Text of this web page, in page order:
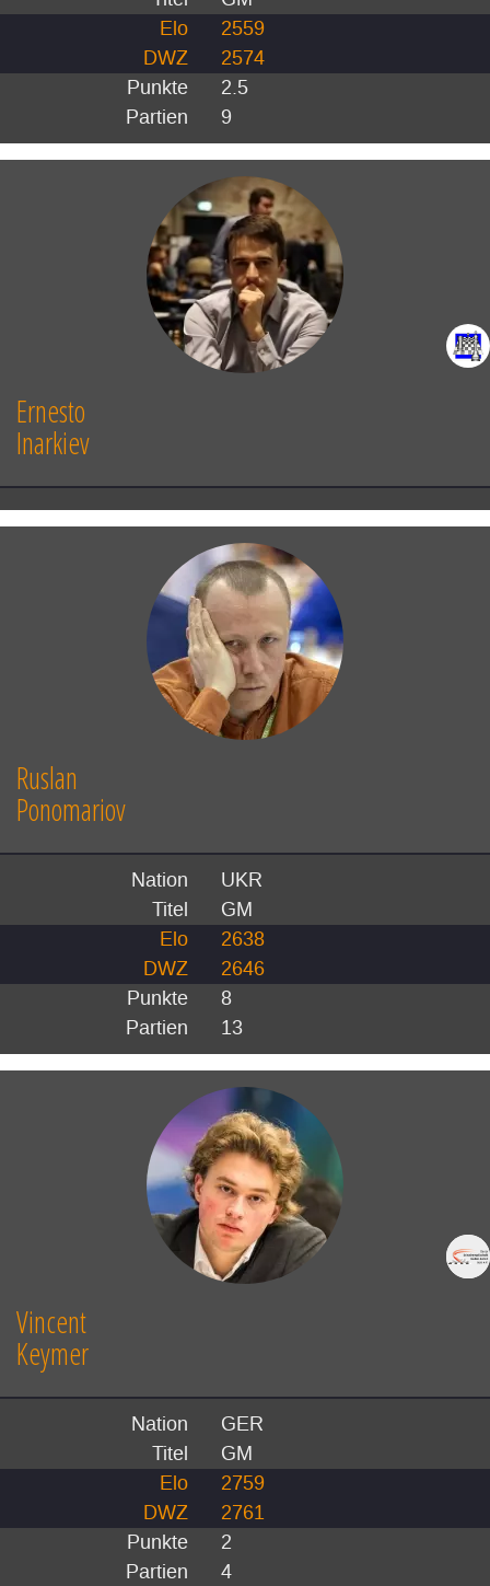
Elo
2559
DWZ
2574
Punkte
2.5
Partien
9
Ernesto
Inarkiev
Ruslan
Ponomariov
Nation
UKR
Titel
GM
Elo
2638
DWZ
2646
Punkte
8
Partien
13
Vincent
Keymer
Nation
GER
Titel
GM
Elo
2759
DWZ
2761
Punkte
2
Partien
4